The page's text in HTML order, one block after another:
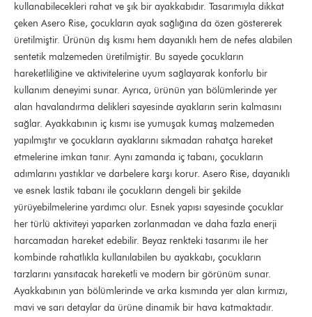
kullanabilecekleri rahat ve şık bir ayakkabıdır. Tasarımıyla dikkat
çeken Asero Rise, çocukların ayak sağlığına da özen göstererek
üretilmiştir. Ürünün dış kısmı hem dayanıklı hem de nefes alabilen
sentetik malzemeden üretilmiştir. Bu sayede çocukların
hareketliliğine ve aktivitelerine uyum sağlayarak konforlu bir
kullanım deneyimi sunar. Ayrıca, ürünün yan bölümlerinde yer
alan havalandırma delikleri sayesinde ayakların serin kalmasını
sağlar. Ayakkabının iç kısmı ise yumuşak kumaş malzemeden
yapılmıştır ve çocukların ayaklarını sıkmadan rahatça hareket
etmelerine imkan tanır. Aynı zamanda iç tabanı, çocukların
adımlarını yastıklar ve darbelere karşı korur. Asero Rise, dayanıklı
ve esnek lastik tabanı ile çocukların dengeli bir şekilde
yürüyebilmelerine yardımcı olur. Esnek yapısı sayesinde çocuklar
her türlü aktiviteyi yaparken zorlanmadan ve daha fazla enerji
harcamadan hareket edebilir. Beyaz renkteki tasarımı ile her
kombinde rahatlıkla kullanılabilen bu ayakkabı, çocukların
tarzlarını yansıtacak hareketli ve modern bir görünüm sunar.
Ayakkabının yan bölümlerinde ve arka kısmında yer alan kırmızı,
mavi ve sarı detaylar da ürüne dinamik bir hava katmaktadır.